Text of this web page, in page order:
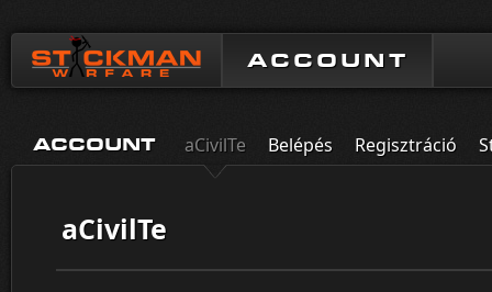
ACCOUNT
ACCOUNT aCivilTe Belépés Regisztráció
aCivilTe